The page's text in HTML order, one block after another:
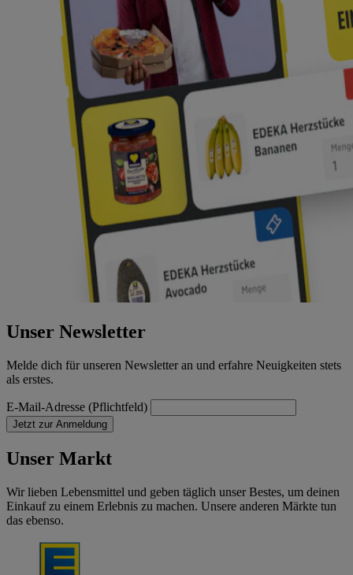
Unser Newsletter
Melde dich für unseren Newsletter an und erfahre Neuigkeiten stets
als erstes.
E-Mail-Adresse (Pflichtfeld)
Jetzt zur Anmeldung
Unser Markt
Wir lieben Lebensmittel und geben täglich unser Bestes, um deinen
Einkauf zu einem Erlebnis zu machen. Unsere anderen Märkte tun
das ebenso.